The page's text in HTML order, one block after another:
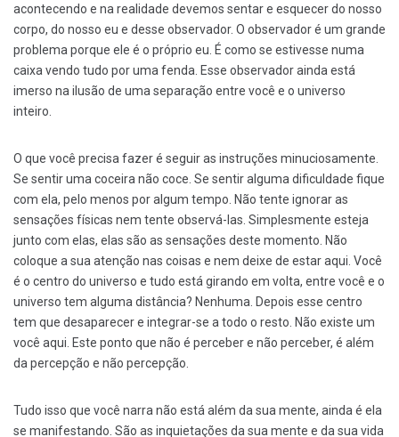
acontecendo e na realidade devemos sentar e esquecer do nosso
corpo, do nosso eu e desse observador. O observador é um grande
problema porque ele é o próprio eu. É como se estivesse numa
caixa vendo tudo por uma fenda. Esse observador ainda está
imerso na ilusão de uma separação entre você e o universo
inteiro.
O que você precisa fazer é seguir as instruções minuciosamente.
Se sentir uma coceira não coce. Se sentir alguma dificuldade fique
com ela, pelo menos por algum tempo. Não tente ignorar as
sensações físicas nem tente observá-las. Simplesmente esteja
junto com elas, elas são as sensações deste momento. Não
coloque a sua atenção nas coisas e nem deixe de estar aqui. Você
é o centro do universo e tudo está girando em volta, entre você e o
universo tem alguma distância? Nenhuma. Depois esse centro
tem que desaparecer e integrar-se a todo o resto. Não existe um
você aqui. Este ponto que não é perceber e não perceber, é além
da percepção e não percepção.
Tudo isso que você narra não está além da sua mente, ainda é ela
se manifestando. São as inquietações da sua mente e da sua vida